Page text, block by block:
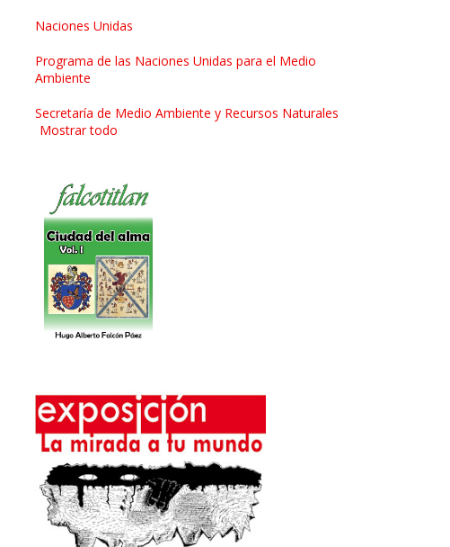
Naciones Unidas
Programa de las Naciones Unidas para el Medio
Ambiente
Secretaría de Medio Ambiente y Recursos Naturales
Mostrar todo